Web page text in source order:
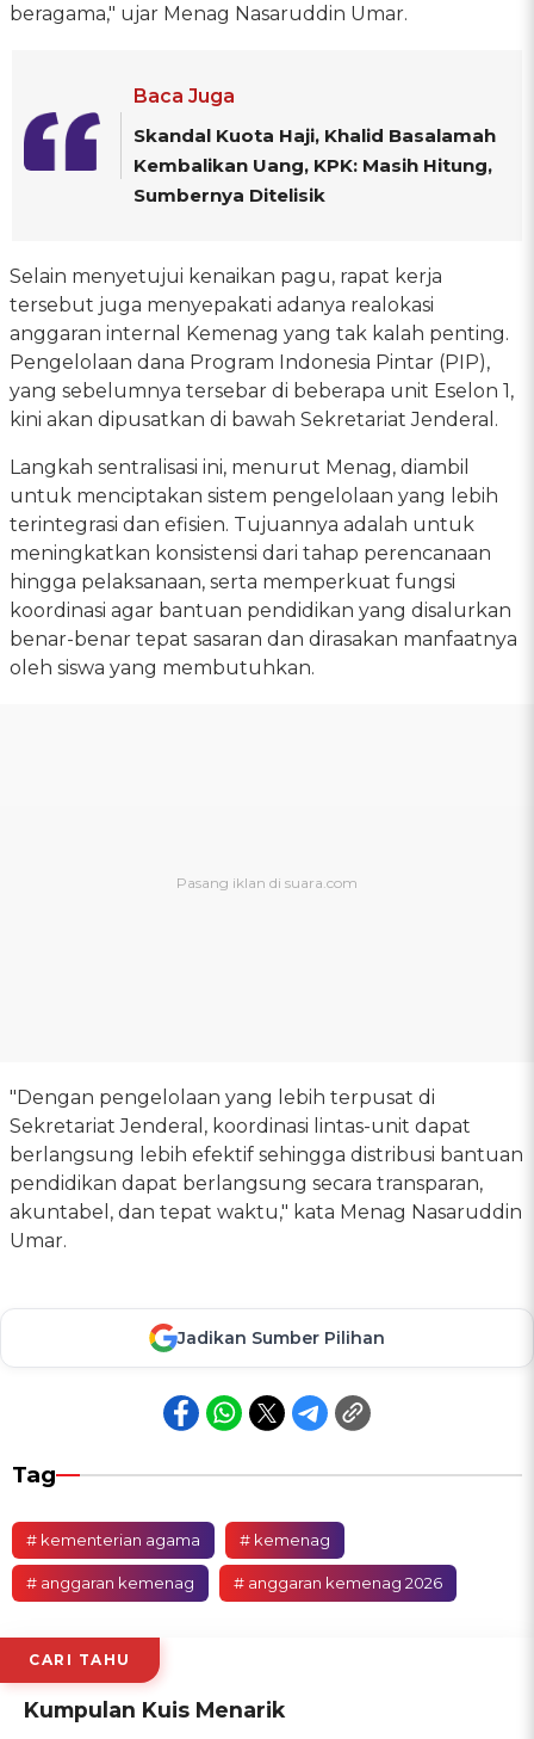
beragama," ujar Menag Nasaruddin Umar.
Baca Juga
Skandal Kuota Haji, Khalid Basalamah
Kembalikan Uang, KPK: Masih Hitung,
Sumbernya Ditelisik
Selain menyetujui kenaikan pagu, rapat kerja
tersebut juga menyepakati adanya realokasi
anggaran internal Kemenag yang tak kalah penting.
Pengelolaan dana Program Indonesia Pintar (PIP),
yang sebelumnya tersebar di beberapa unit Eselon 1,
kini akan dipusatkan di bawah Sekretariat Jenderal.
Langkah sentralisasi ini, menurut Menag, diambil
untuk menciptakan sistem pengelolaan yang lebih
terintegrasi dan efisien. Tujuannya adalah untuk
meningkatkan konsistensi dari tahap perencanaan
hingga pelaksanaan, serta memperkuat fungsi
koordinasi agar bantuan pendidikan yang disalurkan
benar-benar tepat sasaran dan dirasakan manfaatnya
oleh siswa yang membutuhkan.
"Dengan pengelolaan yang lebih terpusat di
Sekretariat Jenderal, koordinasi lintas-unit dapat
berlangsung lebih efektif sehingga distribusi bantuan
pendidikan dapat berlangsung secara transparan,
akuntabel, dan tepat waktu," kata Menag Nasaruddin
Umar.
Jadikan Sumber Pilihan
Tag
# kementerian agama # kemenag
# anggaran kemenag # anggaran kemenag 2026
CARI TAHU
Kumpulan Kuis Menarik